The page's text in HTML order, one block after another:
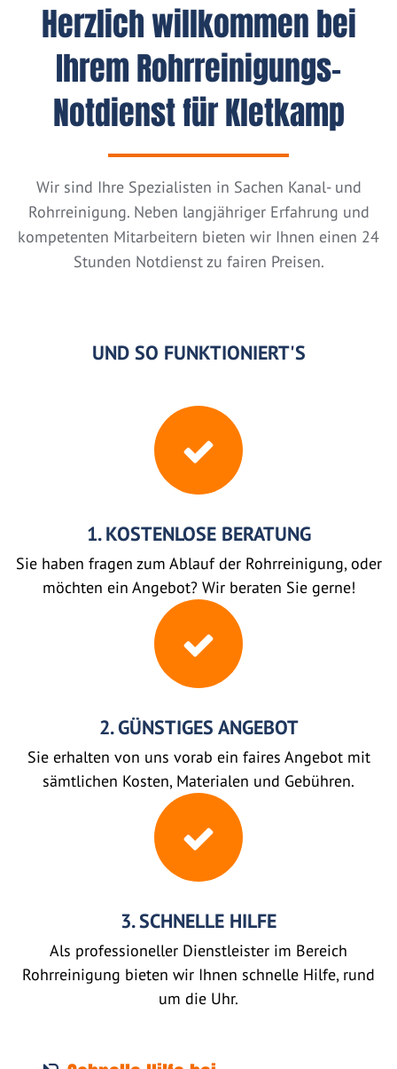
Herzlich willkommen bei
Ihrem Rohrreinigungs-
Notdienst für Kletkamp
Wir sind Ihre Spezialisten in Sachen Kanal- und
Rohrreinigung. Neben langjähriger Erfahrung und
kompetenten Mitarbeitern bieten wir Ihnen einen 24
Stunden Notdienst zu fairen Preisen.
UND SO FUNKTIONIERT'S
1. KOSTENLOSE BERATUNG
Sie haben fragen zum Ablauf der Rohrreinigung, oder
möchten ein Angebot? Wir beraten Sie gerne!
2. GÜNSTIGES ANGEBOT
Sie erhalten von uns vorab ein faires Angebot mit
sämtlichen Kosten, Materialen und Gebühren.
3. SCHNELLE HILFE
Als professioneller Dienstleister im Bereich
Rohrreinigung bieten wir Ihnen schnelle Hilfe, rund
um die Uhr.